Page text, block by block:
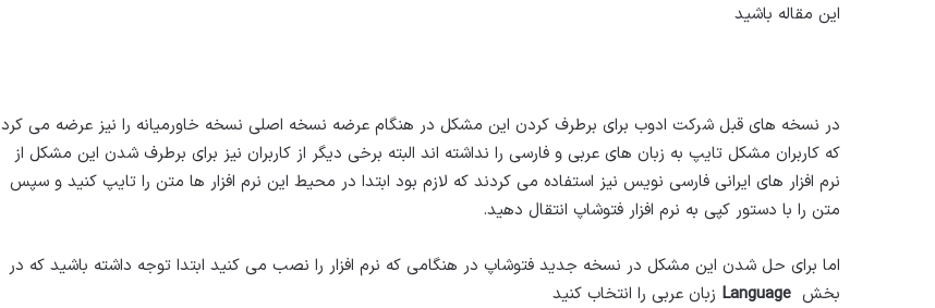
این مقاله باشید
در نسخه های قبل شرکت ادوب برای برطرف کردن این مشکل در هنگام عرضه نسخه اصلی نسخه خاورمیانه را نیز عرضه می کرد
که کاربران مشکل تایپ به زبان های عربی و فارسی را نداشته اند البته برخی دیگر از کاربران نیز برای برطرف شدن این مشکل از
نرم افزار های ایرانی فارسی نویس نیز استفاده می کردند که لازم بود ابتدا در محیط این نرم افزار ها متن را تایپ کنید و سپس
متن را با دستور کپی به نرم افزار فتوشاپ انتقال دهید.
اما برای حل شدن این مشکل در نسخه جدید فتوشاپ در هنگامی که نرم افزار را نصب می کنید ابتدا توجه داشته باشید که در
بخش Language زبان عربی را انتخاب کنید